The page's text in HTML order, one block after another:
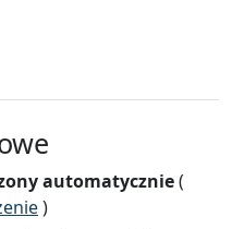
automatycznie(
)